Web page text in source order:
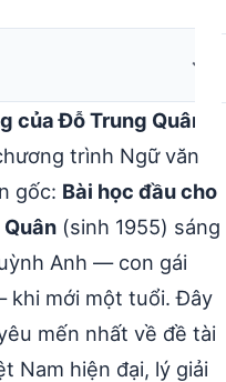
của Đỗ Trung Quân
trình Ngữ văn
gốc: Bài học đầu cho
(sinh 1955) sáng
Anh — con gái
khi mới một tuổi. Đây
mến nhất về đề tài
Nam hiện đại, lý giải